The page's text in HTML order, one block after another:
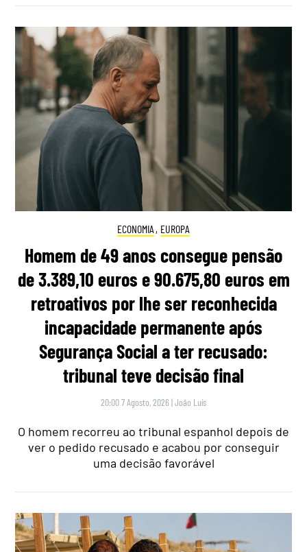
ECONOMIA , EUROPA
Homem de 49 anos consegue pensão
de 3.389,10 euros e 90.675,80 euros em
retroativos por lhe ser reconhecida
incapacidade permanente após
Segurança Social a ter recusado:
tribunal teve decisão final
20:00 7 Agosto, 2026 |João Luís
O homem recorreu ao tribunal espanhol depois de
ver o pedido recusado e acabou por conseguir
uma decisão favorável